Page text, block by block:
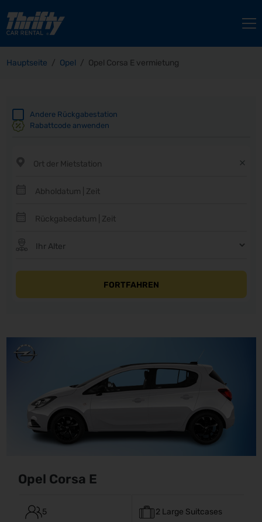
Hauptseite Opel Opel Corsa E vermietung
Andere Rückgabestation
Rabattcode anwenden
FORTFAHREN
Opel Corsa E
5 2 Large Suitcases